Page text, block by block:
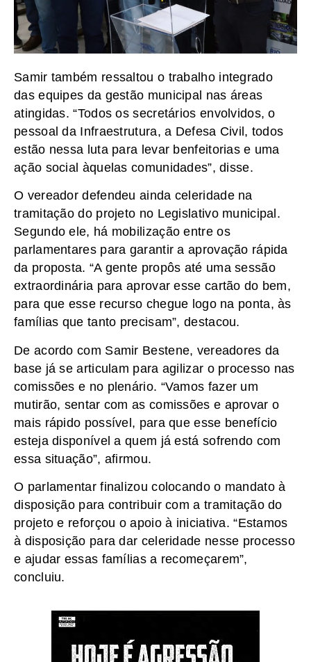
Samir também ressaltou o trabalho integrado
das equipes da gestão municipal nas áreas
atingidas. “Todos os secretários envolvidos, o
pessoal da Infraestrutura, a Defesa Civil, todos
estão nessa luta para levar benfeitorias e uma
ação social àquelas comunidades”, disse.
O vereador defendeu ainda celeridade na
tramitação do projeto no Legislativo municipal.
Segundo ele, há mobilização entre os
parlamentares para garantir a aprovação rápida
da proposta. “A gente propôs até uma sessão
extraordinária para aprovar esse cartão do bem,
para que esse recurso chegue logo na ponta, às
famílias que tanto precisam”, destacou.
De acordo com Samir Bestene, vereadores da
base já se articulam para agilizar o processo nas
comissões e no plenário. “Vamos fazer um
mutirão, sentar com as comissões e aprovar o
mais rápido possível, para que esse benefício
esteja disponível a quem já está sofrendo com
essa situação”, afirmou.
O parlamentar finalizou colocando o mandato à
disposição para contribuir com a tramitação do
projeto e reforçou o apoio à iniciativa. “Estamos
à disposição para dar celeridade nesse processo
e ajudar essas famílias a recomeçarem”,
concluiu.